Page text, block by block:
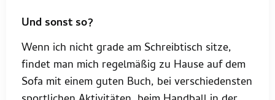
Und sonst so?
Wenn ich nicht grade am Schreibtisch sitze,
findet man mich regelmäßig zu Hause auf dem
Sofa mit einem guten Buch, bei verschiedensten